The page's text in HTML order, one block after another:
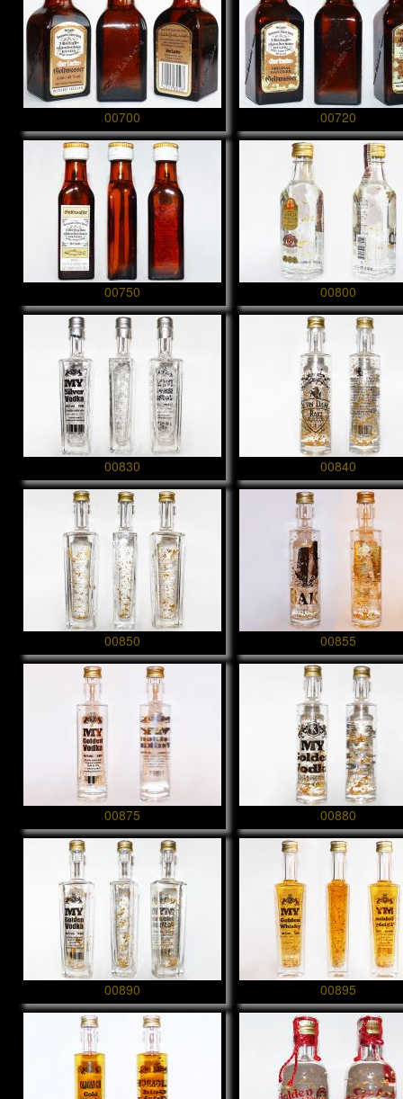
00700 00720
00750 00800
00830 00840
00850 00855
00875 00880
00890 00895